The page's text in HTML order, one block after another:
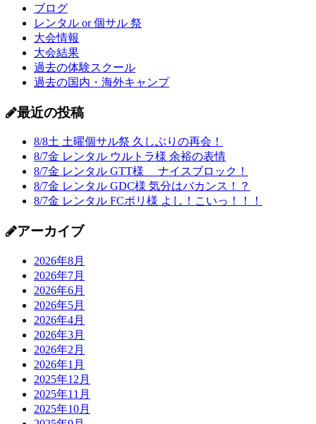
ブログ
レンタル or 個サル 祭
大会情報
大会結果
過去の体験スクール
過去の国内・海外キャンプ
最近の投稿
8/8土 土曜個サル祭 久しぶりの再会！
8/7金 レンタル ウルトラ様 余裕の表情
8/7金 レンタル GTT様 ナイスブロック！
8/7金 レンタル GDC様 気分はバカンス！？
8/7金 レンタル FCポリ様 よし！こいっ！！！
アーカイブ
2026年8月
2026年7月
2026年6月
2026年5月
2026年4月
2026年3月
2026年2月
2026年1月
2025年12月
2025年11月
2025年10月